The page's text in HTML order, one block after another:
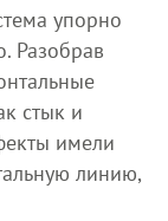
упорно
Разобрав
стык и
имели
линию,